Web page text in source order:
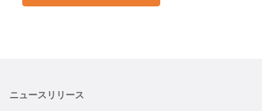
ニュースリリース